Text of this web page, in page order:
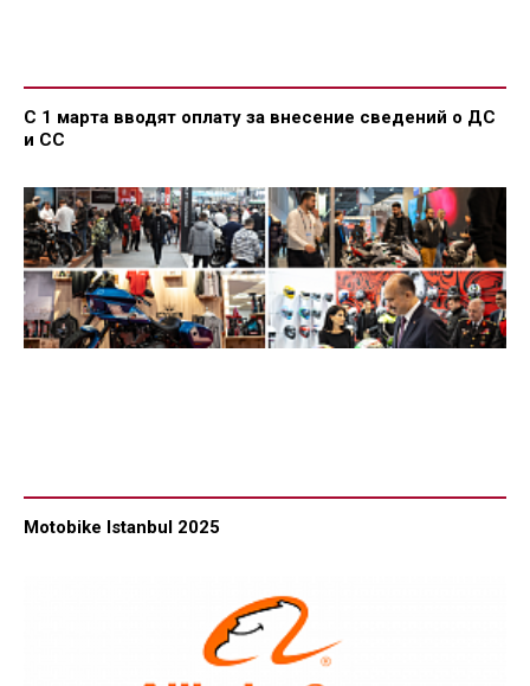
С 1 марта вводят оплату за внесение сведений о ДС
и СС
Motobike Istanbul 2025